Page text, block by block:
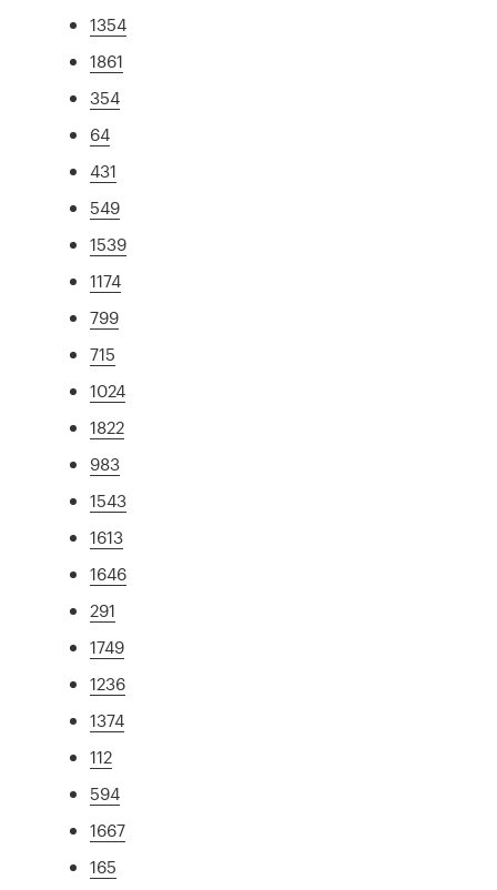
1354
1861
354
64
431
549
1539
1174
799
715
1024
1822
983
1543
1613
1646
291
1749
1236
1374
112
594
1667
165